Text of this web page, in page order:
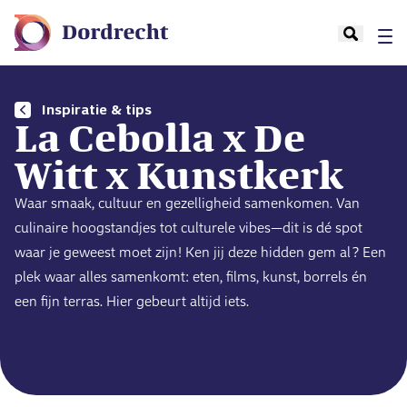
Inspiratie & tips
La Cebolla x De
Witt x Kunstkerk
Waar smaak, cultuur en gezelligheid samenkomen. Van
culinaire hoogstandjes tot culturele vibes—dit is dé spot
waar je geweest moet zijn! Ken jij deze hidden gem al? Een
plek waar alles samenkomt: eten, films, kunst, borrels én
een fijn terras. Hier gebeurt altijd iets.